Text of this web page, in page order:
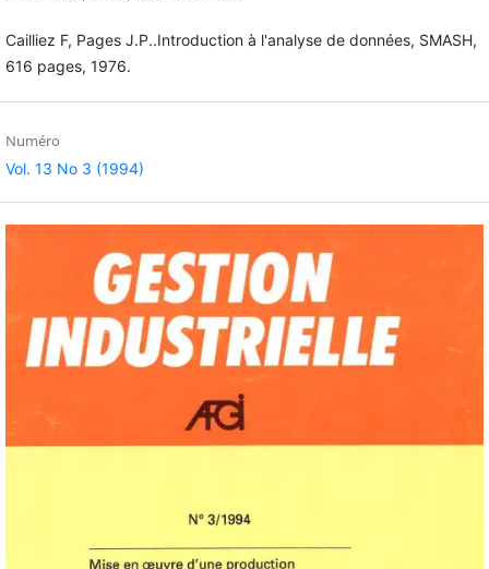
Cailliez F, Pages J.P..Introduction à l'analyse de données, SMASH,
616 pages, 1976.
Numéro
Vol. 13 No 3 (1994)